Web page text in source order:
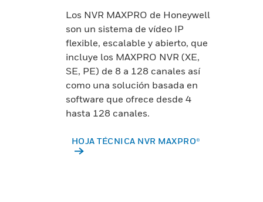
Los NVR MAXPRO de Honeywell
son un sistema de vídeo IP
flexible, escalable y abierto, que
incluye los MAXPRO NVR (XE,
SE, PE) de 8 a 128 canales así
como una solución basada en
software que ofrece desde 4
hasta 128 canales.
HOJA TÉCNICA NVR MAXPRO®